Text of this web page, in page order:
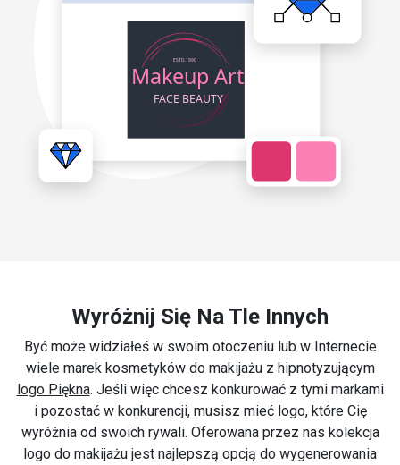
Wyróżnij Się Na Tle Innych
Być może widziałeś w swoim otoczeniu lub w Internecie
wiele marek kosmetyków do makijażu z hipnotyzującym
logo Piękna. Jeśli więc chcesz konkurować z tymi markami
i pozostać w konkurencji, musisz mieć logo, które Cię
wyróżnia od swoich rywali. Oferowana przez nas kolekcja
logo do makijażu jest najlepszą opcją do wygenerowania